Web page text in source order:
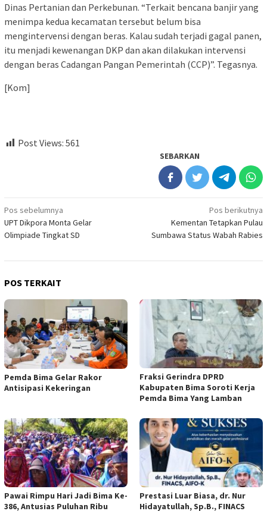
Dinas Pertanian dan Perkebunan. “Terkait bencana banjir yang
menimpa kedua kecamatan tersebut belum bisa
mengintervensi dengan beras. Kalau sudah terjadi gagal panen,
itu menjadi kewenangan DKP dan akan dilakukan intervensi
dengan beras Cadangan Pangan Pemerintah (CCP)”. Tegasnya.
[Kom]
Post Views: 561
SEBARKAN
Navigasi
pos
Pos sebelumnya
UPT Dikpora Monta Gelar
Olimpiade Tingkat SD
Pos berikutnya
Kementan Tetapkan Pulau
Sumbawa Status Wabah Rabies
POS TERKAIT
Pemda Bima Gelar Rakor
Antisipasi Kekeringan
Fraksi Gerindra DPRD
Kabupaten Bima Soroti Kerja
Pemda Bima Yang Lamban
Pawai Rimpu Hari Jadi Bima Ke-
386, Antusias Puluhan Ribu
Prestasi Luar Biasa, dr. Nur
Hidayatullah, Sp.B., FINACS